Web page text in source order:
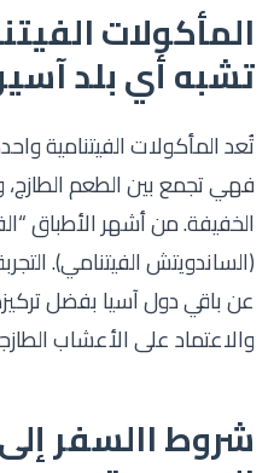
المأكولات
تشبه أي بلد
تُعد المأكولات الفيتنامية
فهي تجمع بين الطعم الطازج،
الخفيفة. من أشهر الأطباق
(الساندويتش الفيتنامي).
عن باقي دول آسيا بفضل
والاعتماد على الأعشاب
شروط االسفر